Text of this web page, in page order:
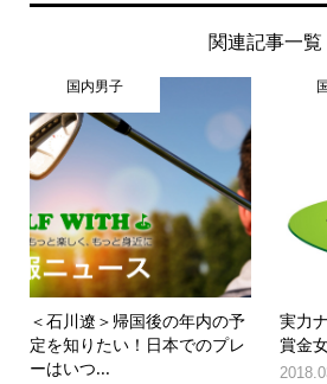
関連記事一覧
国内男子
＜石川遼＞帰国後の年内の予
定を知りたい！日本でのプレ
ーはいつ...
実力
賞金